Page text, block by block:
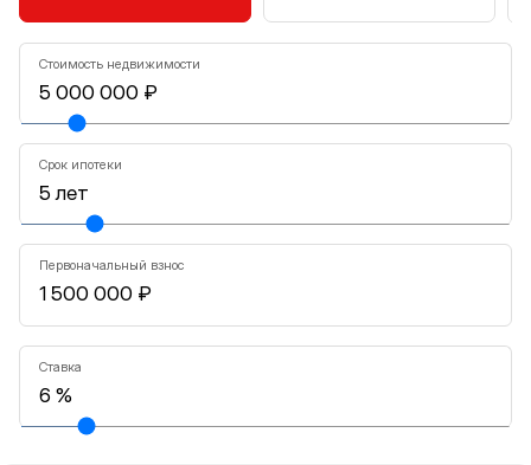
Стоимость недвижимости
Срок ипотеки
Первоначальный взнос
Ставка